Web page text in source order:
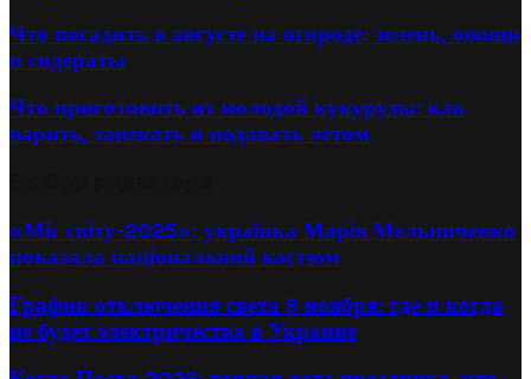
Что посадить в августе на огороде: зелень, овощи
и сидераты
Что приготовить из молодой кукурузы: как
варить, запекать и подавать летом
«Міс світу-2025»: українка Марія Мельниченко
показала національний костюм
График отключения света 9 ноября: где и когда
не будет электричества в Украине